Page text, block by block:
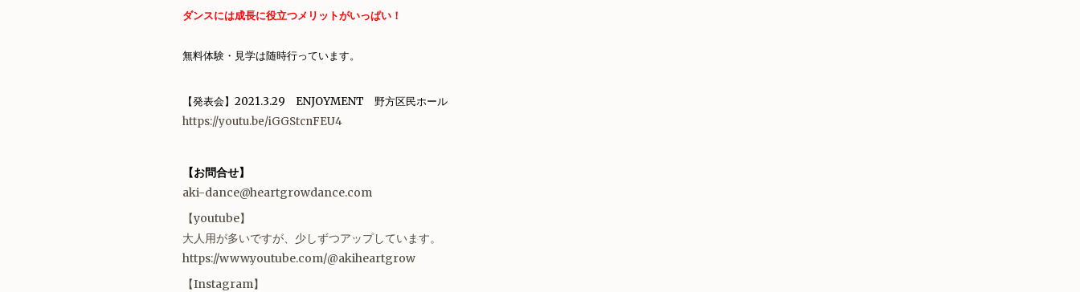
ダンスには成長に役立つメリットがいっぱい！
無料体験・見学は随時行っています。
【発表会】2021.3.29 ENJOYMENT 野方区民ホール
https://youtu.be/iGGStcnFEU4
【お問合せ】
aki-dance@heartgrowdance.com
【youtube】
大人用が多いですが、少しずつアップしています。
https://www.youtube.com/@akiheartgrow
【Instagram】